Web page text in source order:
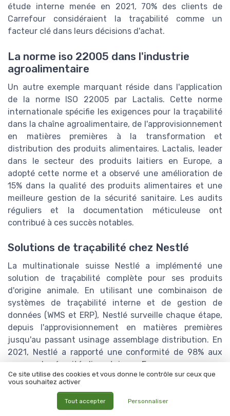
étude interne menée en 2021, 70% des clients de
Carrefour considéraient la traçabilité comme un
facteur clé dans leurs décisions d'achat.
La norme iso 22005 dans l'industrie
agroalimentaire
Un autre exemple marquant réside dans l'application
de la norme ISO 22005 par Lactalis. Cette norme
internationale spécifie les exigences pour la traçabilité
dans la chaîne agroalimentaire, de l'approvisionnement
en matières premières à la transformation et
distribution des produits alimentaires. Lactalis, leader
dans le secteur des produits laitiers en Europe, a
adopté cette norme et a observé une amélioration de
15% dans la qualité des produits alimentaires et une
meilleure gestion de la sécurité sanitaire. Les audits
réguliers et la documentation méticuleuse ont
contribué à ces succès notables.
Solutions de traçabilité chez Nestlé
La multinationale suisse Nestlé a implémenté une
solution de traçabilité complète pour ses produits
d'origine animale. En utilisant une combinaison de
systèmes de traçabilité interne et de gestion de
données (WMS et ERP), Nestlé surveille chaque étape,
depuis l'approvisionnement en matières premières
jusqu'au passant usinage assemblage distribution. En
2021, Nestlé a rapporté une conformité de 98% aux
normes de sécurité alimentaire en Europe.
Controverses dans la traçabilité
alimentaire
Ce site utilise des cookies et vous donne le contrôle sur ceux que
vous souhaitez activer
Tout accepter Personnaliser